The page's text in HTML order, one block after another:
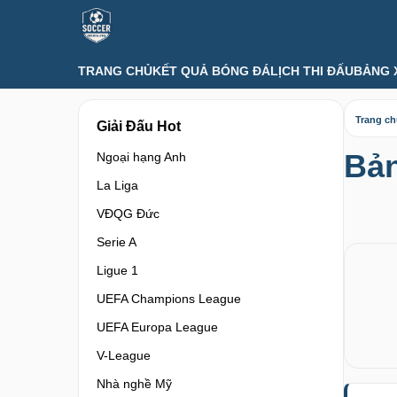
TRANG CHỦKẾT QUẢ BÓNG ĐÁLỊCH THI ĐẤUBẢNG
Giải Đấu Hot
Ngoại hạng Anh
La Liga
VĐQG Đức
Serie A
Ligue 1
UEFA Champions League
UEFA Europa League
V-League
Nhà nghề Mỹ
Trang